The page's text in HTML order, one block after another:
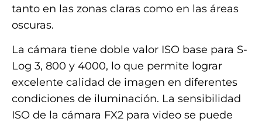
tanto en las zonas claras como en las áreas
oscuras.
La cámara tiene doble valor ISO base para S-
Log 3, 800 y 4000, lo que permite lograr
excelente calidad de imagen en diferentes
condiciones de iluminación. La sensibilidad
ISO de la cámara FX2 para video se puede